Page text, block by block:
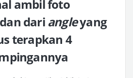
ambil foto
dariangleyang
terapkan 4